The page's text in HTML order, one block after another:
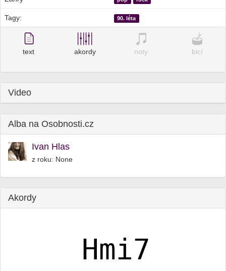
Tagy: 90. léta
text akordy noty bicí
Video
Alba na Osobnosti.cz
Ivan Hlas
z roku: None
Akordy
Hmi7